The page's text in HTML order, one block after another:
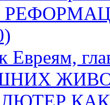
Евреям,